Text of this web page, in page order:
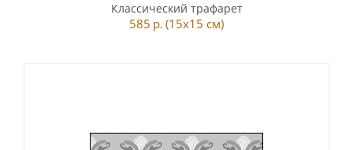
Классический трафарет
585 р. (15x15 см)